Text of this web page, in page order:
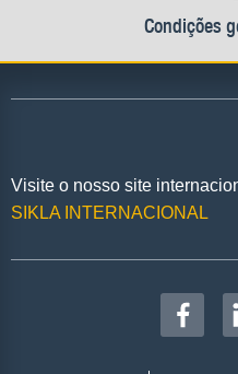
Condições
Visite o nosso site
SIKLA INTERNACIONAL